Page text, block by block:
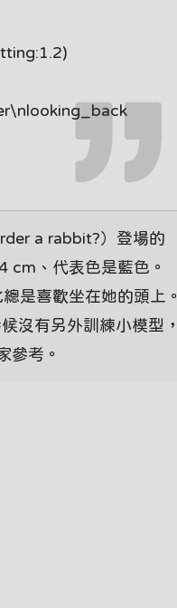
a rabbit?）登場的
cm、代表色是藍色。
是喜歡坐在她的頭上。
候沒有另外訓練小模型，
參考。